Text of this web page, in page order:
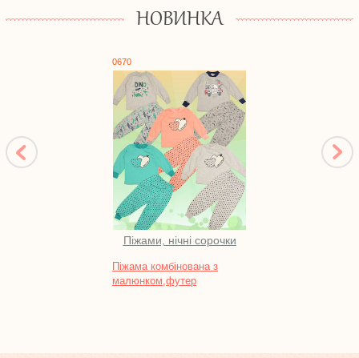
НОВИНКА
0670
Піжами, нічні сорочки
Піжама комбінована з
малюнком,футер